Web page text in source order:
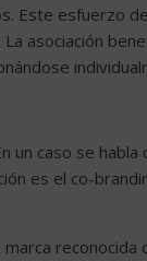
Este esfuerzo
asociación
un caso se
es el co-